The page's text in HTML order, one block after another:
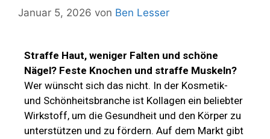
Januar 5, 2026 von Ben Lesser
Straffe Haut, weniger Falten und schöne
Nägel? Feste Knochen und straffe Muskeln?
Wer wünscht sich das nicht. In der Kosmetik-
und Schönheitsbranche ist Kollagen ein beliebter
Wirkstoff, um die Gesundheit und den Körper zu
unterstützen und zu fördern. Auf dem Markt gibt